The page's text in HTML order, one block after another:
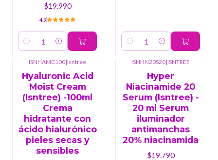
$19.990
4.9
Cantidad Cantidad
ISNHAMC100|Isntree
Hyaluronic Acid
Moist Cream
(Isntree) -100ml
Crema
hidratante con
ácido hialurónico
pieles secas y
sensibles
ISNHN20S20|ISNTREE
Hyper
Niacinamide 20
Serum (Isntree) -
20 ml Serum
iluminador
antimanchas
20% niacinamida
$19.790